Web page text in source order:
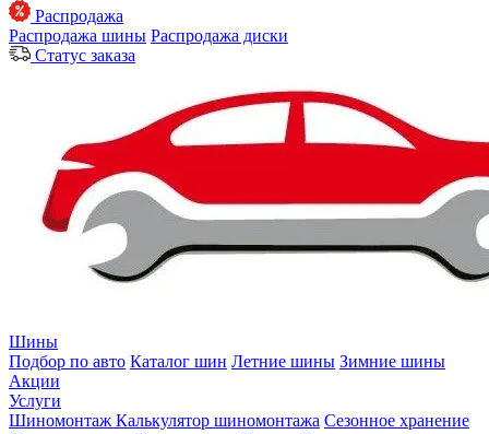
Распродажа
Распродажа шины Распродажа диски
Статус заказа
Шины
Подбор по авто Каталог шин Летние шины Зимние шины
Акции
Услуги
Шиномонтаж Калькулятор шиномонтажа Сезонное хранение